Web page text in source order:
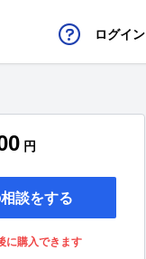
ログイン
円
談をする
に購入できます